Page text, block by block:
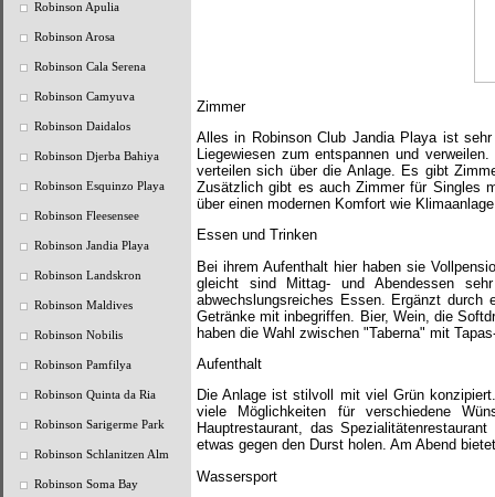
Robinson Apulia
Robinson Arosa
Robinson Cala Serena
Robinson Camyuva
Robinson Daidalos
Robinson Djerba Bahiya
Robinson Esquinzo Playa
Robinson Fleesensee
Robinson Jandia Playa
Robinson Landskron
Robinson Maldives
Robinson Nobilis
Robinson Pamfilya
Robinson Quinta da Ria
Robinson Sarigerme Park
Robinson Schlanitzen Alm
Robinson Soma Bay
Zimmer
Alles in Robinson Club Jandia Playa ist
Liegewiesen zum entspannen und
verteilen sich über die Anlage. Es gibt
Zusätzlich gibt es auch Zimmer für Singles
über einen modernen Komfort wie
Essen und Trinken
Bei ihrem Aufenthalt hier haben sie
gleicht sind Mittag- und Abendessen
abwechslungsreiches Essen. Ergänzt
Getränke mit inbegriffen. Bier, Wein, die
haben die Wahl zwischen "Taberna" mit
Aufenthalt
Die Anlage ist stilvoll mit viel Grün
viele Möglichkeiten für verschiedene
Hauptrestaurant, das
etwas gegen den Durst holen. Am Abend
Wassersport